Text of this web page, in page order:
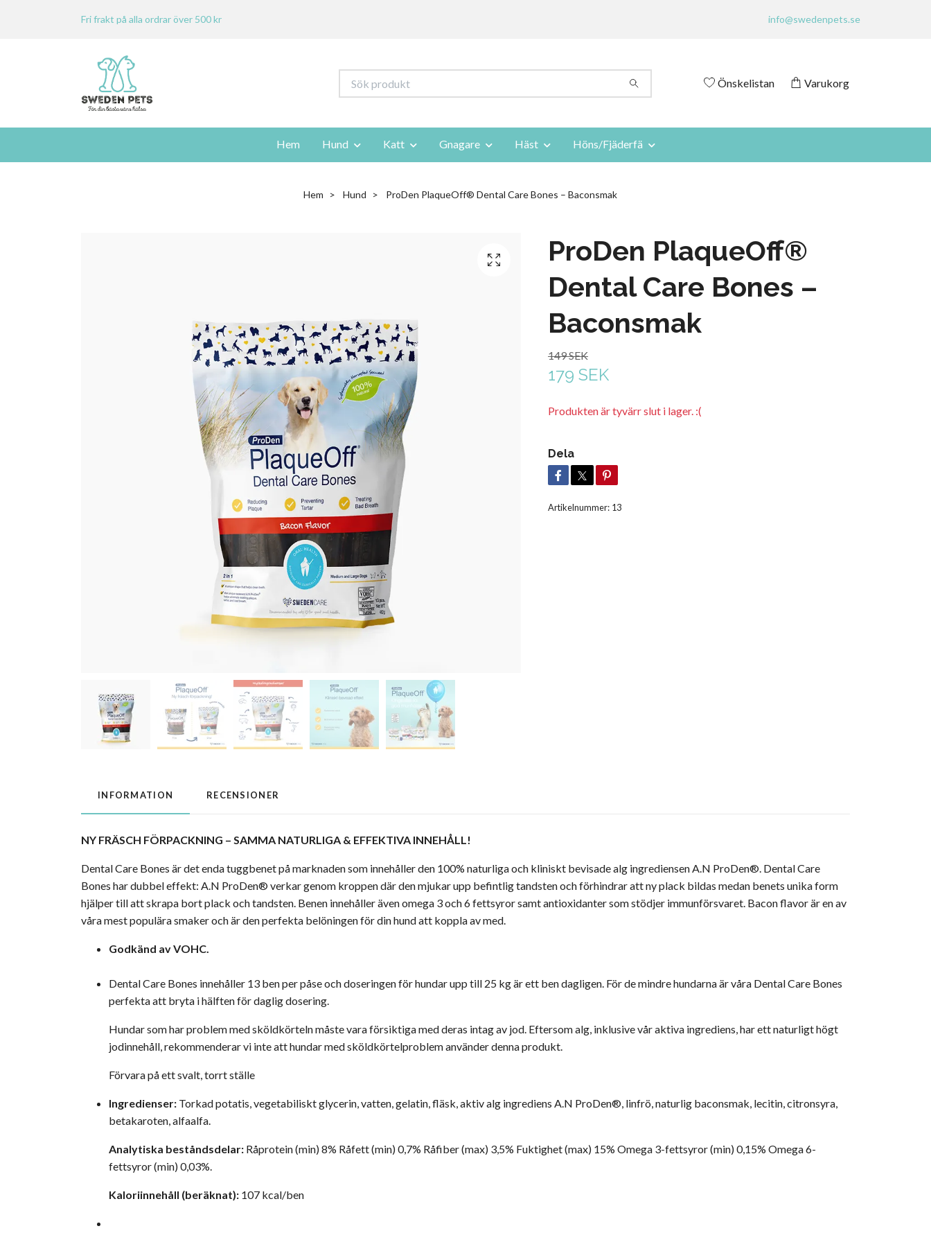
Fri frakt på alla ordrar över 500 kr info@swedenpets.se
Önskelistan Varukorg
Hem Hund Katt Gnagare Häst Höns/Fjäderfä
Hem Hund ProDen PlaqueOff® Dental Care Bones – Baconsmak
ProDen PlaqueOff®
Dental Care Bones –
Baconsmak
149 SEK
179 SEK
Produkten är tyvärr slut i lager. :(
Dela
Artikelnummer: 13
INFORMATION RECENSIONER
NY FRÄSCH FÖRPACKNING – SAMMA NATURLIGA & EFFEKTIVA INNEHÅLL!
Dental Care Bones är det enda tuggbenet på marknaden som innehåller den 100% naturliga och kliniskt bevisade alg ingrediensen A.N ProDen®. Dental Care
Bones har dubbel effekt: A.N ProDen® verkar genom kroppen där den mjukar upp befintlig tandsten och förhindrar att ny plack bildas medan benets unika form
hjälper till att skrapa bort plack och tandsten. Benen innehåller även omega 3 och 6 fettsyror samt antioxidanter som stödjer immunförsvaret. Bacon flavor är en av
våra mest populära smaker och är den perfekta belöningen för din hund att koppla av med.
Godkänd av VOHC.
Dental Care Bones innehåller 13 ben per påse och doseringen för hundar upp till 25 kg är ett ben dagligen. För de mindre hundarna är våra Dental Care Bones
perfekta att bryta i hälften för daglig dosering.
Hundar som har problem med sköldkörteln måste vara försiktiga med deras intag av jod. Eftersom alg, inklusive vår aktiva ingrediens, har ett naturligt högt
jodinnehåll, rekommenderar vi inte att hundar med sköldkörtelproblem använder denna produkt.
Förvara på ett svalt, torrt ställe
Ingredienser: Torkad potatis, vegetabiliskt glycerin, vatten, gelatin, fläsk, aktiv alg ingrediens A.N ProDen®, linfrö, naturlig baconsmak, lecitin, citronsyra,
betakaroten, alfaalfa.
Analytiska beståndsdelar: Råprotein (min) 8% Råfett (min) 0,7% Råfiber (max) 3,5% Fuktighet (max) 15% Omega 3-fettsyror (min) 0,15% Omega 6-
fettsyror (min) 0,03%.
Kaloriinnehåll (beräknat): 107 kcal/ben